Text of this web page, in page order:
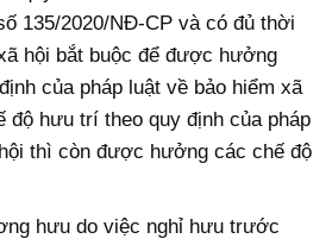
135/2020/NĐ-CP và có đủ thời
hội bắt buộc để được hưởng
của pháp luật về bảo hiểm xã
độ hưu trí theo quy định của pháp
thì còn được hưởng các chế độ
hưu do việc nghỉ hưu trước